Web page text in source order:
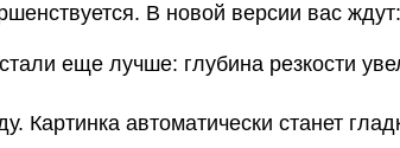
В новой версии вас ждут:
еще лучше: глубина резкости
автоматически станет